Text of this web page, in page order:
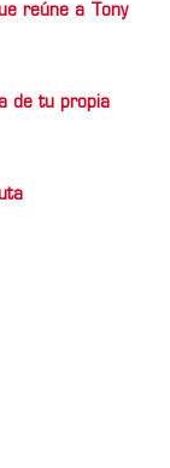
reúne a Tony
de tu propia